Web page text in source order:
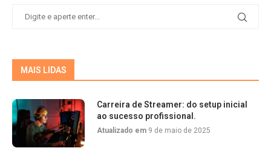
MAIS LIDAS
Carreira de Streamer: do setup inicial
ao sucesso profissional.
Atualizado em 9 de maio de 2025